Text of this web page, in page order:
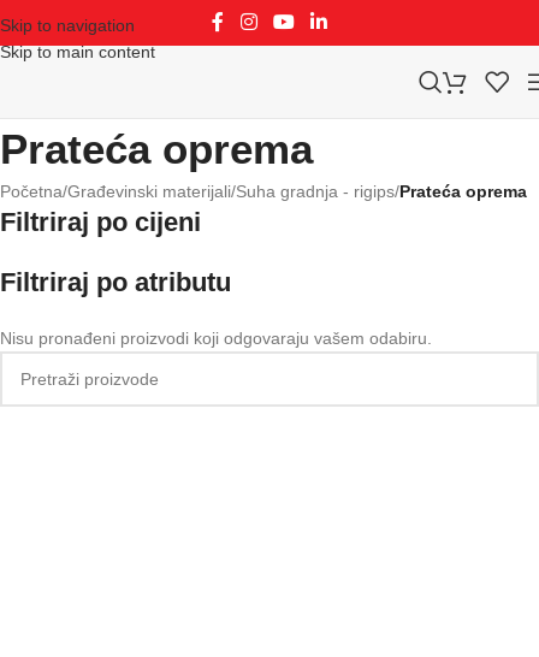
Skip to navigation
Skip to main content
Prateća oprema
Početna/Građevinski materijali/Suha gradnja - rigips/Prateća oprema
Filtriraj po cijeni
Filtriraj po atributu
Nisu pronađeni proizvodi koji odgovaraju vašem odabiru.